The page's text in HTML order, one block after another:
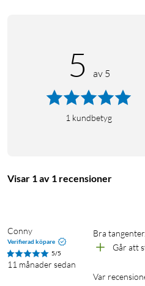
5 av 5
1 kundbetyg
Visar 1 av 1 recensioner
Conny
Verifierad köpare
5/5
11 månader sedan
Bra
Går att
Var